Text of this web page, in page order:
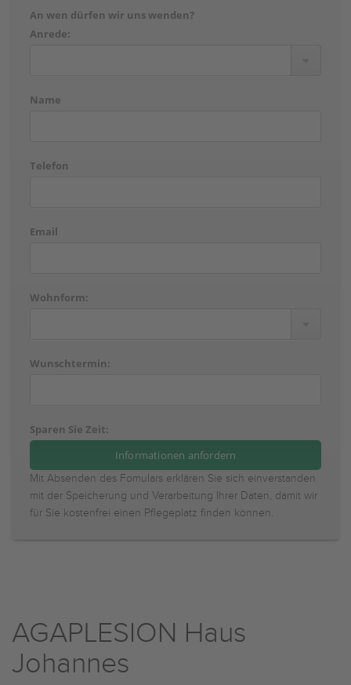
An wen dürfen wir uns wenden?
Anrede:
Name
Telefon
Email
Wohnform:
Wunschtermin:
Sparen Sie Zeit:
Mit Absenden des Fomulars erklären Sie sich einverstanden
mit der Speicherung und Verarbeitung Ihrer Daten, damit wir
für Sie kostenfrei einen Pflegeplatz finden können.
AGAPLESION Haus
Johannes